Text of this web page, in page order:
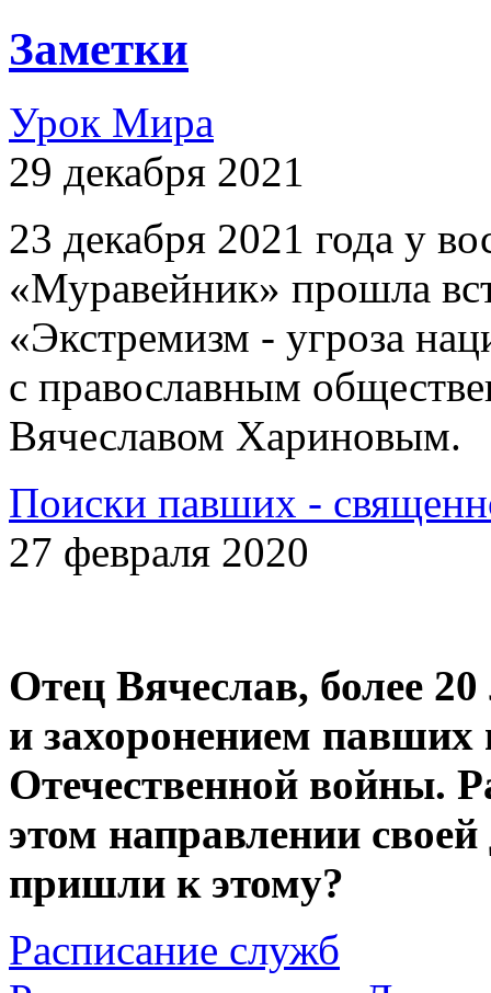
Заметки
Урок Мира
29 декабря 2021
23 декабря 2021 года у
«Муравейник» прошла
«Экстремизм - угроза
с православным
Вячеславом Хариновым.
Поиски павших -
27 февраля 2020
Отец Вячеслав, более
и захоронением павших
Отечественной войны.
этом направлении
пришли к этому?
Расписание служб